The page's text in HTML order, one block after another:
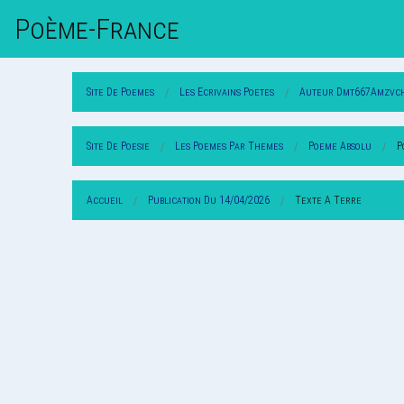
Poème-FrAnce
Site De Poemes Les Ecrivains Poetes Auteur
Site De Poesie Les Poemes Par Themes Poeme Absolu
Accueil Publication Du 14/04/2026 Texte A Terre